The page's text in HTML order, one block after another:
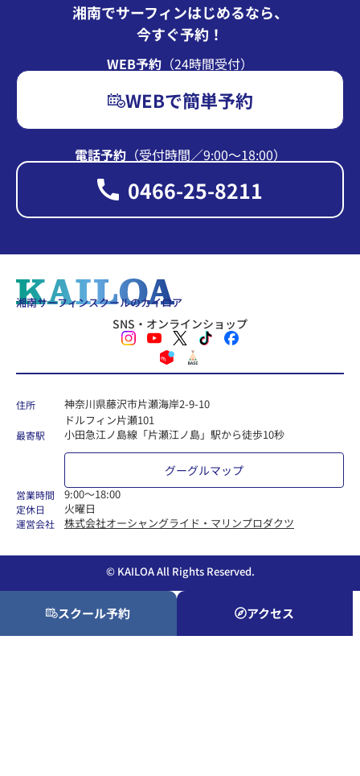
湘南でサーフィンはじめるなら、
今すぐ予約！
電話予約（受付時間∕9:00〜18:00）
0466-25-8211
WEB予約 （24時間受付）
WEBで簡単予約
湘南サーフィンスクールのカイロア
SNS・オンラインショップ
住所
神奈川県藤沢市片瀬海岸2-9-10
ドルフィン片瀬101
最寄駅 小田急江ノ島線「片瀬江ノ島」駅から徒歩10秒
グーグルマップ
営業時間 9:00〜18:00
定休日 火曜日
運営会社 株式会社オーシャングライド・マリンプロダクツ
© KAILOA All Rights Reserved.
スクール予約 アクセス